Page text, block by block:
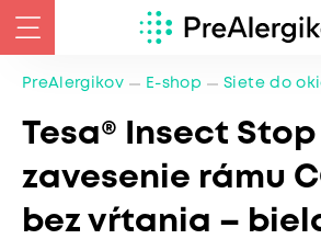
PreAlergikov E-shop Siete do
Tesa® Insect
zavesenie rámu
bez vŕtania –